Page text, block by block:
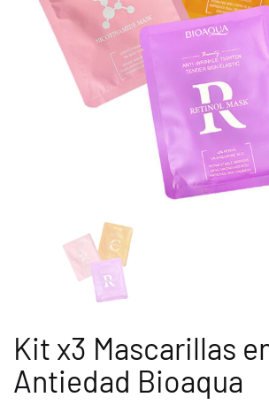
Kit x3 Mascarillas
Antiedad Bioaqua